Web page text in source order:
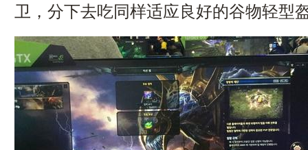
卫，分下去吃同样适应良好的谷物轻型